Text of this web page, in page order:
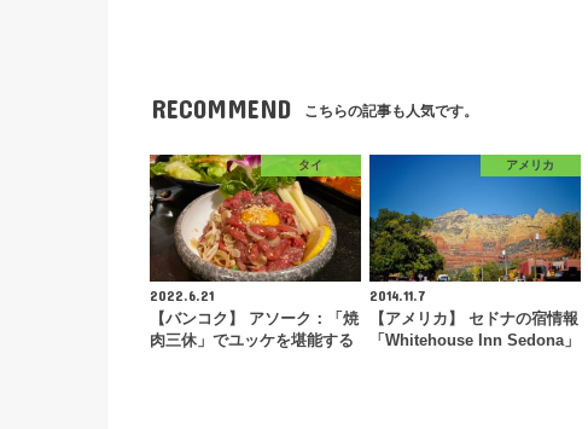
RECOMMEND こちらの記事も人気です。
タイ
2022.6.21
【バンコク】 アソーク：「焼
肉三休」でユッケを堪能する
アメリカ
2014.11.7
【アメリカ】 セドナの宿情報
「Whitehouse Inn Sedona」